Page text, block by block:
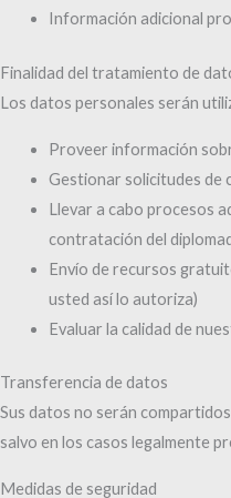
Información adicional
Finalidad del tratamiento de
Los datos personales serán
Proveer información
Gestionar solicitudes de
Llevar a cabo procesos
contratación del
Envío de recursos
usted así lo autoriza)
Evaluar la calidad de
Transferencia de datos
Sus datos no serán
salvo en los casos legalmente
Medidas de seguridad